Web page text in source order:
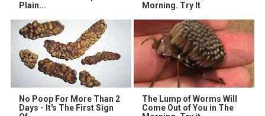
Plain...
Morning. Try It
No Poop For More Than 2
Days - It's The First Sign
The Lump of Worms Will
Come Out of You in The